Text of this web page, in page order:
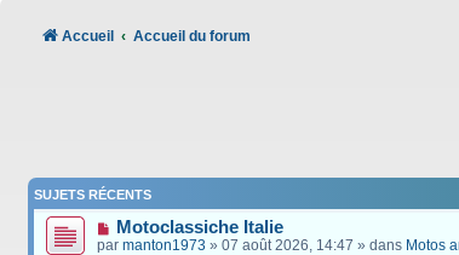
Accueil Accueil du forum
SUJETS RÉCENTS
Motoclassiche Italie
par manton1973 » 07 août 2026, 14:47 » dans Motos